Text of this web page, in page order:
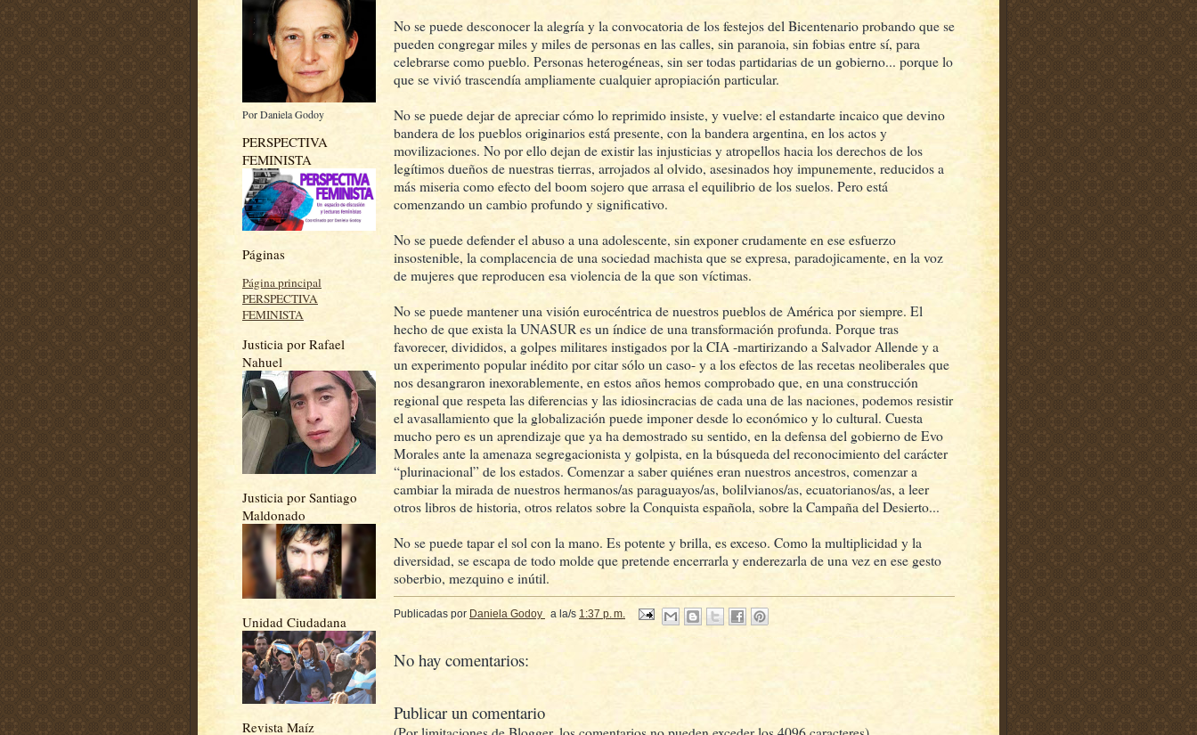
Por Daniela Godoy
PERSPECTIVA
FEMINISTA
Páginas
Página principal
PERSPECTIVA
FEMINISTA
Justicia por Rafael
Nahuel
Justicia por Santiago
Maldonado
Unidad Ciudadana
Revista Maíz
No se puede desconocer la alegría y la convocatoria de los festejos del Bicentenario probando que se
pueden congregar miles y miles de personas en las calles, sin paranoia, sin fobias entre sí, para
celebrarse como pueblo. Personas heterogéneas, sin ser todas partidarias de un gobierno... porque lo
que se vivió trascendía ampliamente cualquier apropiación particular.
No se puede dejar de apreciar cómo lo reprimido insiste, y vuelve: el estandarte incaico que devino
bandera de los pueblos originarios está presente, con la bandera argentina, en los actos y
movilizaciones. No por ello dejan de existir las injusticias y atropellos hacia los derechos de los
legítimos dueños de nuestras tierras, arrojados al olvido, asesinados hoy impunemente, reducidos a
más miseria como efecto del boom sojero que arrasa el equilibrio de los suelos. Pero está
comenzando un cambio profundo y significativo.
No se puede defender el abuso a una adolescente, sin exponer crudamente en ese esfuerzo
insostenible, la complacencia de una sociedad machista que se expresa, paradojicamente, en la voz
de mujeres que reproducen esa violencia de la que son víctimas.
No se puede mantener una visión eurocéntrica de nuestros pueblos de América por siempre. El
hecho de que exista la UNASUR es un índice de una transformación profunda. Porque tras
favorecer, divididos, a golpes militares instigados por la CIA -martirizando a Salvador Allende y a
un experimento popular inédito por citar sólo un caso- y a los efectos de las recetas neoliberales que
nos desangraron inexorablemente, en estos años hemos comprobado que, en una construcción
regional que respeta las diferencias y las idiosincracias de cada una de las naciones, podemos resistir
el avasallamiento que la globalización puede imponer desde lo económico y lo cultural. Cuesta
mucho pero es un aprendizaje que ya ha demostrado su sentido, en la defensa del gobierno de Evo
Morales ante la amenaza segregacionista y golpista, en la búsqueda del reconocimiento del carácter
“plurinacional” de los estados. Comenzar a saber quiénes eran nuestros ancestros, comenzar a
cambiar la mirada de nuestros hermanos/as paraguayos/as, bolilvianos/as, ecuatorianos/as, a leer
otros libros de historia, otros relatos sobre la Conquista española, sobre la Campaña del Desierto...
No se puede tapar el sol con la mano. Es potente y brilla, es exceso. Como la multiplicidad y la
diversidad, se escapa de todo molde que pretende encerrarla y enderezarla de una vez en ese gesto
soberbio, mezquino e inútil.
Publicadas por Daniela Godoy a la/s 1:37 p. m.
No hay comentarios:
Publicar un comentario